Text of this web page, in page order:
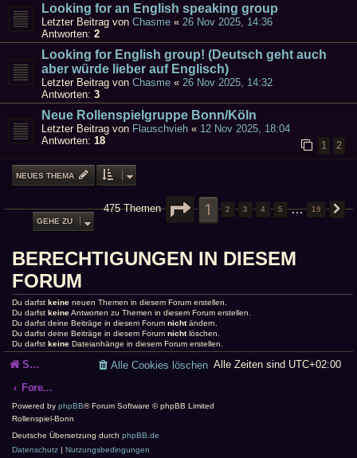
Looking for an English speaking group
Letzter Beitrag von Chasme « 26 Nov 2025, 14:36
Antworten: 2
Looking for English group! (Deutsch geht auch
aber würde lieber auf Englisch)
Letzter Beitrag von Chasme « 26 Nov 2025, 14:32
Antworten: 3
Neue Rollenspielgruppe Bonn/Köln
Letzter Beitrag von Flauschvieh « 12 Nov 2025, 18:04
Antworten: 18 1 2
NEUES THEMA
475 Themen SEITE
1 2 3 4 5 … 19
GEHE ZU
BERECHTIGUNGEN IN DIESEM
FORUM
Du darfst keine neuen Themen in diesem Forum erstellen.
Du darfst keineAntworten zu Themen in diesem Forum erstellen.
Du darfst deine Beiträge in diesem Forum nichtändern.
Du darfst deine Beiträge in diesem Forum nichtlöschen.
Du darfst keine Dateianhänge in diesem Forum erstellen.
Startseite
Foren-Übersicht
Alle Zeiten sind UTC+02:00
Alle Cookies löschen
Powered by phpBB® Forum Software © phpBB Limited
Rollenspiel-Bonn
Deutsche Übersetzung durch phpBB.de
Datenschutz
Nutzungsbedingungen